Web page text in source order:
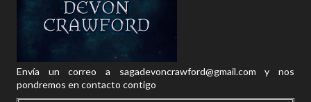
Envía un correo a sagadevoncrawford@gmail.com y nos
pondremos en contacto contigo